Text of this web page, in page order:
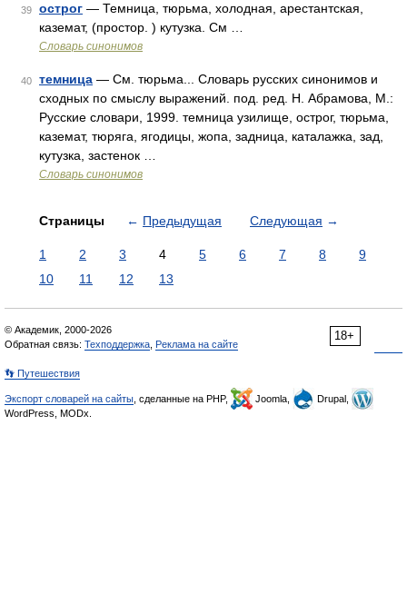
39 острог — Темница, тюрьма, холодная, арестантская,
каземат, (простор. ) кутузка. См …
Словарь синонимов
40 темница — См. тюрьма... Словарь русских синонимов и
сходных по смыслу выражений. под. ред. Н. Абрамова, М.:
Русские словари, 1999. темница узилище, острог, тюрьма,
каземат, тюряга, ягодицы, жопа, задница, каталажка, зад,
кутузка, застенок …
Словарь синонимов
Страницы ← Предыдущая Следующая →
1 2 3 4 5 6 7 8
9
10
11 12 13
18+
© Академик, 2000-2026
Обратная связь: Техподдержка Реклама на сайте
👣 Путешествия
Экспорт словарей на сайты , сделанные на PHP, Joomla,
Drupal,
WordPress, MODx.